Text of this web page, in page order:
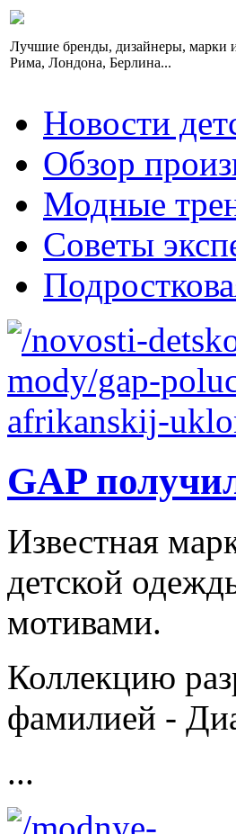
Лучшие бренды, дизайнеры, марки
Рима, Лондона, Берлина...
Новости
Обзор
Модные
Советы
GAP
Известная
детской
мотивами.
Коллекцию
фамилией -
...